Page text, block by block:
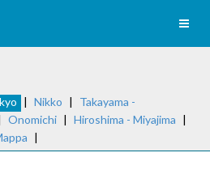
| Nikko |
Takayama -
Onomichi | Hiroshima - Miyajima |
|